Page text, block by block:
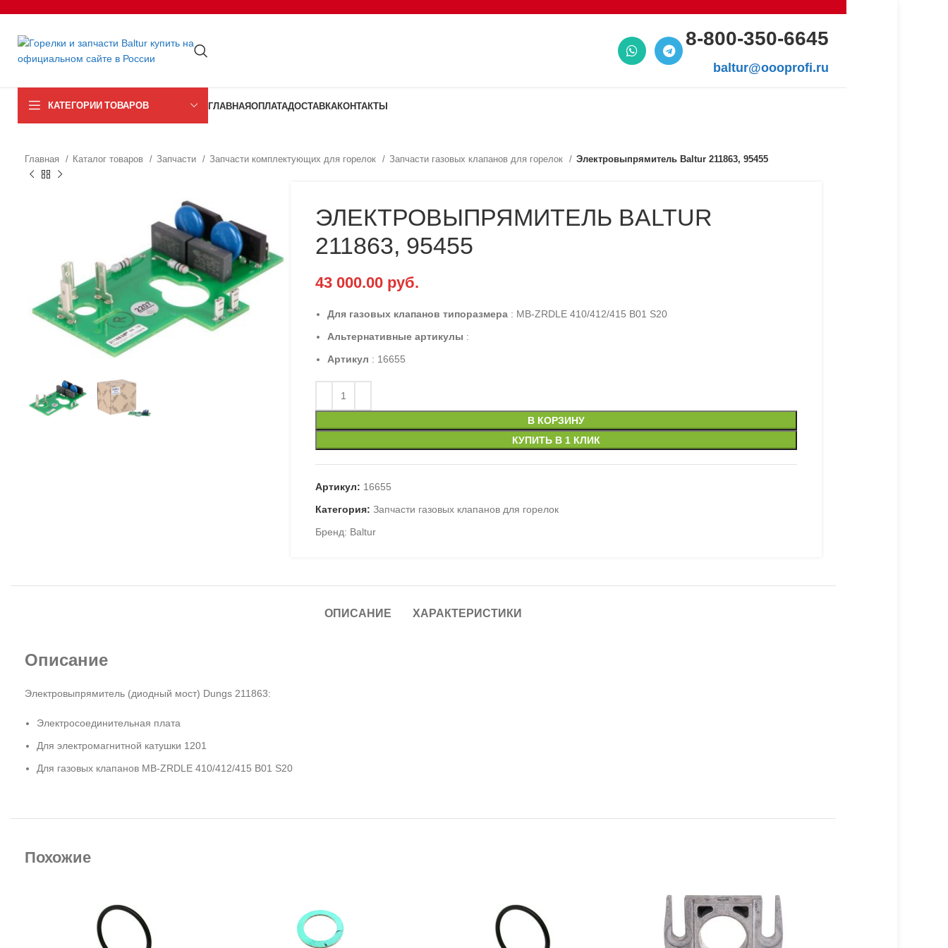
8-800-350-6645
baltur@oooprofi.ru
КАТЕГОРИИ ТОВАРОВ ГЛАВНАЯОПЛАТАДОСТАВКАКОНТАКТЫ
Главная Каталог товаров Запчасти Запчасти комплектующих для горелок Запчасти газовых клапанов для горелок Электровыпрямитель Baltur 211863, 95455
ЭЛЕКТРОВЫПРЯМИТЕЛЬ BALTUR
211863, 95455
43 000.00 руб.
Для газовых клапанов типоразмера: MB-ZRDLE 410/412/415 B01 S20
Альтернативные артикулы :
Артикул : 16655
В КОРЗИНУ
КУПИТЬ В 1 КЛИК
Артикул: 16655
Категория: Запчасти газовых клапанов для горелок
Бренд: Baltur
ОПИСАНИЕ ХАРАКТЕРИСТИКИ
Описание
Электровыпрямитель (диодный мост) Dungs 211863:
Электросоединительная плата
Для электромагнитной катушки 1201
Для газовых клапанов MB-ZRDLE 410/412/415 B01 S20
Похожие